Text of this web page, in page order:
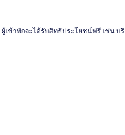
เข้าพักจะได้รับสิทธิประโยชน์ฟรี เช่น บ